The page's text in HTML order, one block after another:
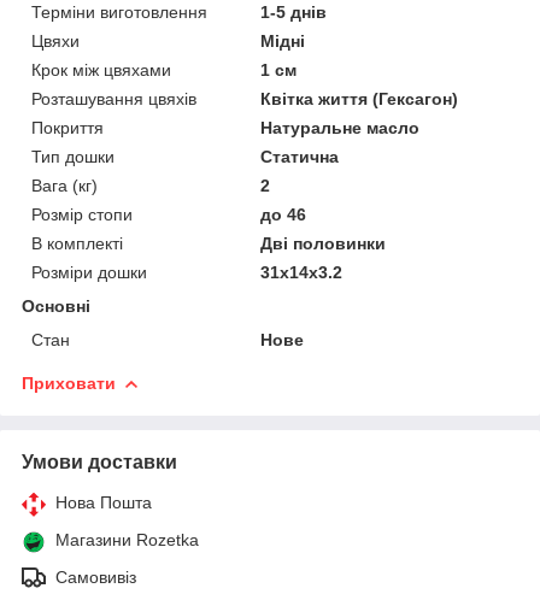
Терміни виготовлення
1-5 днів
Цвяхи
Мідні
Крок між цвяхами
1 см
Розташування цвяхів
Квітка життя (Гексагон)
Покриття
Натуральне масло
Тип дошки
Статична
Вага (кг)
2
Розмір стопи
до 46
В комплекті
Дві половинки
Розміри дошки
31х14х3.2
Основні
Стан
Нове
Приховати
Умови доставки
Нова Пошта
Магазини Rozetka
Самовивіз